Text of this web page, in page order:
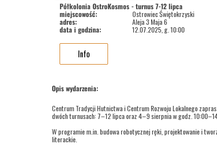
Półkolonia OstroKosmos - turnus 7-12 lipca
miejscowość: Ostrowiec Świętokrzyski
adres: Aleja 3 Maja 6
data i godzina: 12.07.2025, g. 10:00
Info
Opis wydarzenia:
Centrum Tradycji Hutnictwa i Centrum Rozwoju Lokalnego
dwóch turnusach: 7–12 lipca oraz 4–9 sierpnia w godz.
W programie m.in. budowa robotycznej ręki, projektowanie i
literackie.